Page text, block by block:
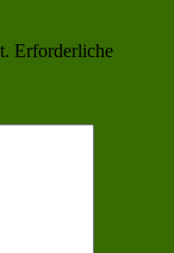
Erforderliche